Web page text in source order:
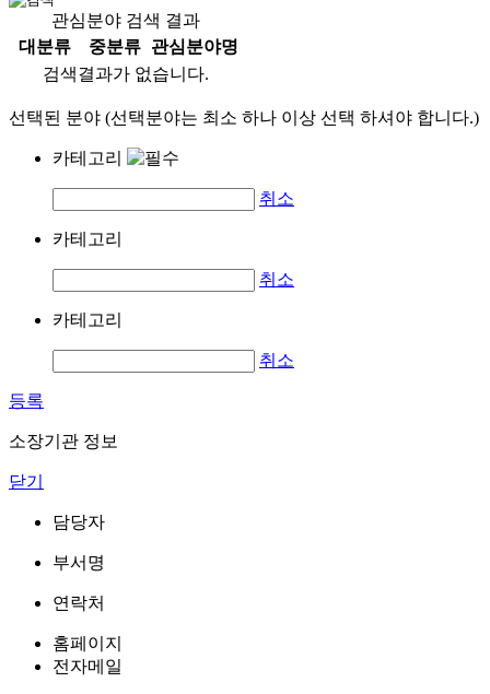
관심분야 검색 결과
대분류
중분류
관심분야명
검색결과가 없습니다.
선택된 분야 (선택분야는 최소 하나 이상 선택 하셔야 합니다.)
카테고리
취소
카테고리
취소
카테고리
취소
등록
소장기관 정보
닫기
담당자
부서명
연락처
홈페이지
전자메일